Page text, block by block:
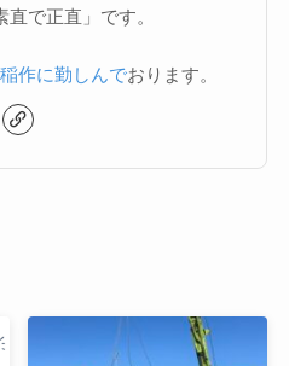
で正直」です。
作に勤しんでおります。